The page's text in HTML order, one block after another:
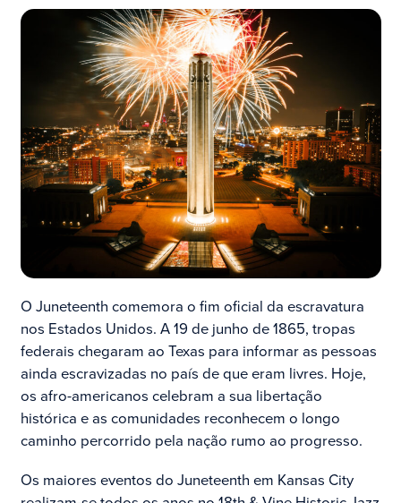
O Juneteenth comemora o fim oficial da escravatura
nos Estados Unidos. A 19 de junho de 1865, tropas
federais chegaram ao Texas para informar as pessoas
ainda escravizadas no país de que eram livres. Hoje,
os afro-americanos celebram a sua libertação
histórica e as comunidades reconhecem o longo
caminho percorrido pela nação rumo ao progresso.
Os maiores eventos do Juneteenth em Kansas City